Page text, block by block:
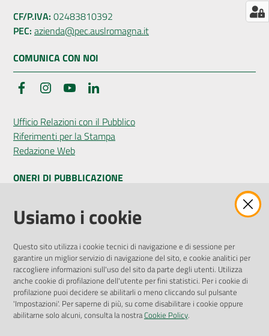
Bandi
Concorsi
Seguici
su
CF/P.IVA: 02483810392
PEC: azienda@pec.auslromagna.it
COMUNICA CON NOI
FacebookInstagramYouTube
Ufficio Relazioni con il Pubblico
Riferimenti per la Stampa
Redazione Web
ONERI DI PUBBLICAZIONE
Amministrazione Trasparente
Pubblicità legale
Privacy Policy
Attuazione Misure PNRR
Liste di Attesa
ENTI, IMPRESE E PARTNER
Usiamo i cookie
Questo sito utilizza i cookie tecnici di navigazione e di sessione per
garantire un miglior servizio di navigazione del sito, e cookie analitici per
raccogliere informazioni sull'uso del sito da parte degli utenti. Utilizza
anche cookie di profilazione dell'utente per fini statistici. Per i cookie di
profilazione puoi decidere se abilitarli o meno cliccando sul pulsante
'Impostazioni'. Per saperne di più, su come disabilitare i cookie oppure
abilitarne solo alcuni, consulta la nostraCookie Policy.